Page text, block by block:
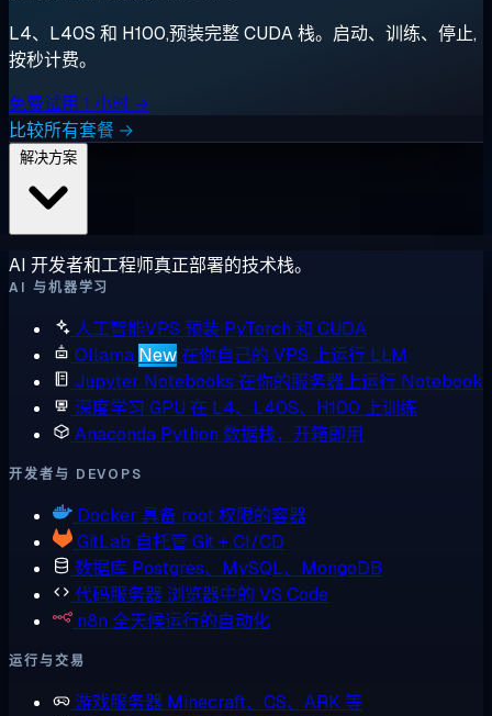
L4、L40S 和 H100,预装完整 CUDA 栈。启动、训练、停止,
按秒计费。
免费试用 1 小时 →
比较所有套餐 →
AI 开发者和工程师真正部署的技术栈。
AI 与机器学习
人工智能VPS 预装 PyTorch 和 CUDA
Ollama New在你自己的 VPS 上运行 LLM
Jupyter Notebooks 在你的服务器上运行 Notebook
深度学习 GPU 在 L4、L40S、H100 上训练
Anaconda Python 数据栈，开箱即用
开发者与 DEVOPS
Docker 具备 root 权限的容器
GitLab 自托管 Git + CI/CD
数据库 Postgres、MySQL、MongoDB
代码服务器 浏览器中的 VS Code
n8n 全天候运行的自动化
运行与交易
游戏服务器 Minecraft、CS、ARK 等